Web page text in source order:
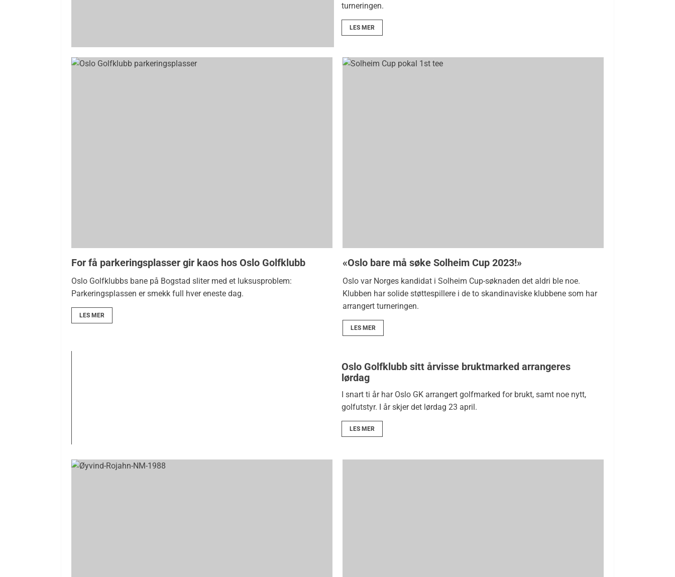
turneringen.
LES MER
For få parkeringsplasser gir kaos hos Oslo Golfklubb
Oslo Golfklubbs bane på Bogstad sliter med et luksusproblem:
Parkeringsplassen er smekk full hver eneste dag.
LES MER
«Oslo bare må søke Solheim Cup 2023!»
Oslo var Norges kandidat i Solheim Cup-søknaden det aldri ble noe.
Klubben har solide støttespillere i de to skandinaviske klubbene som har
arrangert turneringen.
LES MER
Oslo Golfklubb sitt årvisse bruktmarked arrangeres
lørdag
I snart ti år har Oslo GK arrangert golfmarked for brukt, samt noe nytt,
golfutstyr. I år skjer det lørdag 23 april.
LES MER